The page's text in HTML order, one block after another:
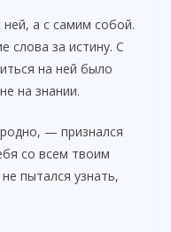
а с самим собой.
слова за истину. С
на ней было
на знании.
— признался
со всем твоим
пытался узнать,